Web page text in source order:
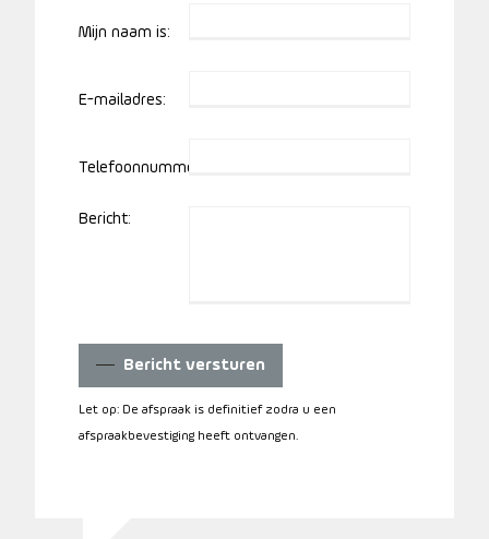
Mijn naam is:
E-mailadres:
Telefoonnummer:
Bericht:
Bericht versturen
Let op: De afspraak is definitief zodra u een
afspraakbevestiging heeft ontvangen.